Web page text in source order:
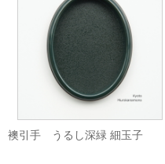
襖引手 うるし深緑 細玉子